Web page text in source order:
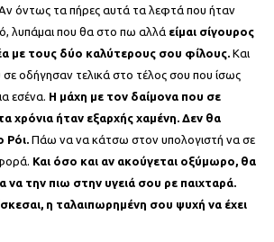
Αν όντως τα πήρες αυτά τα λεφτά που ήταν
λυπάμαι που θα στο πω αλλά είμαι σίγουρος
με τους δύο καλύτερους σου φίλους. Και
σε οδήγησαν τελικά στο τέλος σου που ίσως
εσένα. Η μάχη με τον δαίμονα που σε
χρόνια ήταν εξαρχής χαμένη. Δεν θα
Πάω να να κάτσω στον υπολογιστή να σε
Και όσο και αν ακούγεται οξύμωρο, θα
να την πιω στην υγειά σου ρε παιχταρά.
η ταλαιπωρημένη σου ψυχή να έχει